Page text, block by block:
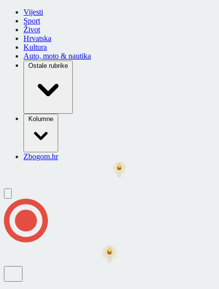
Vijesti
Sport
Život
Hrvatska
Kultura
Auto, moto & nautika
Ostale rubrike
Kolumne
Zbogom.hr